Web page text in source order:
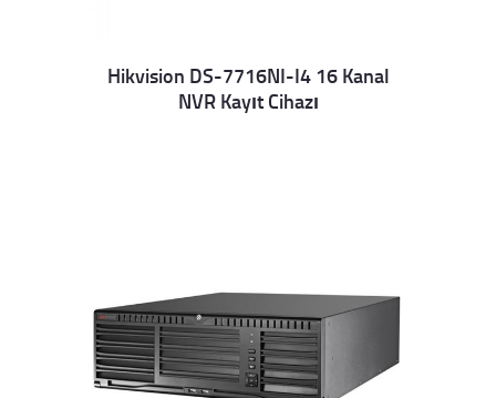
Details
Hikvision DS-7716NI-I4 16 Kanal
NVR Kayıt Cihazı